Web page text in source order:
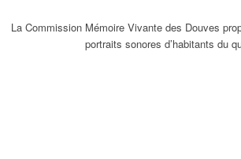
La Commission Mémoire Vivante des Douves
portraits sonores d’habitants du